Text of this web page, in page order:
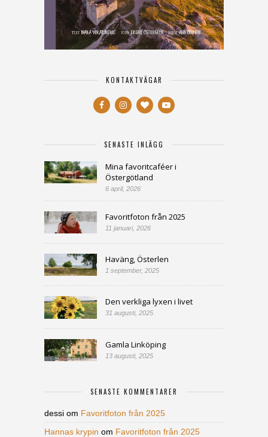
KONTAKTVÄGAR
SENASTE INLÄGG
Mina favoritcaféer i
Östergötland
6 april, 2026
Favoritfoton från 2025
11 januari, 2026
Haväng, Österlen
1 september, 2025
Den verkliga lyxen i livet
31 augusti, 2025
Gamla Linköping
13 augusti, 2025
SENASTE KOMMENTARER
dessi om Favoritfoton från 2025
Hannas krypin om Favoritfoton från 2025